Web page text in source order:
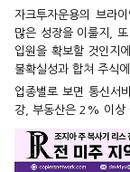
자크투자운용의 브라
많은 성장을 이룰지,
입원을 확보할 것인지
불확실성과 합쳐 주식
업종별로 보면 통신서
강, 부동산은 2% 이상